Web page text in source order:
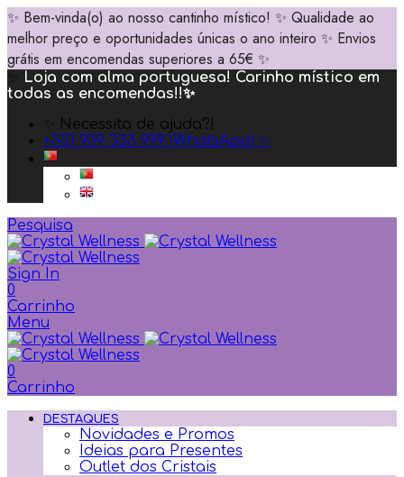
✨ Bem-vinda(o) ao nosso cantinho místico! ✨ Qualidade ao
melhor preço e oportunidades únicas o ano inteiro ✨ Envios
grátis em encomendas superiores a 65€ ✨
Loja com alma portuguesa! Carinho místico em
todas as encomendas!!✨
✨ Necessita de ajuda?!
+351 939 333 999 (WhatsApp) ✨
Pesquisa
Sign In
0
Carrinho
Menu
0
Carrinho
DESTAQUES
Novidades e Promos
Ideias para Presentes
Outlet dos Cristais